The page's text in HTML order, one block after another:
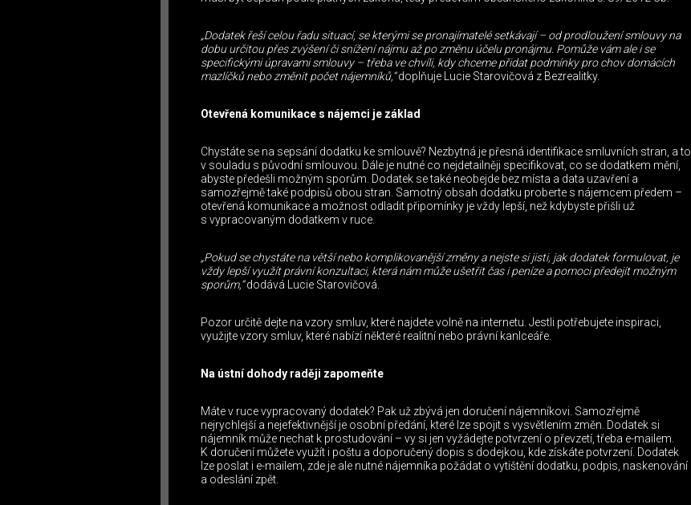
„Dodatek řeší celou řadu situací, se kterými se pronajímatelé setkávají – od prodloužení smlouvy na
dobu určitou přes zvýšení či snížení nájmu až po změnu účelu pronájmu. Pomůže vám ale i se
specifickými úpravami smlouvy – třeba ve chvíli, kdy chceme přidat podmínky pro chov domácích
mazlíčků nebo změnit počet nájemníků,“doplňuje Lucie Starovičová z Bezrealitky.
Otevřená komunikace s nájemci je základ
Chystáte se na sepsání dodatku ke smlouvě? Nezbytná je přesná identifikace smluvních stran, a to
v souladu s původní smlouvou. Dále je nutné co nejdetailněji specifikovat, co se dodatkem mění,
abyste předešli možným sporům. Dodatek se také neobejde bez místa a data uzavření a
samozřejmě také podpisů obou stran. Samotný obsah dodatku proberte s nájemcem předem –
otevřená komunikace a možnost odladit připomínky je vždy lepší, než kdybyste přišli už
s vypracovaným dodatkem v ruce.
„Pokud se chystáte na větší nebo komplikovanější změny a nejste si jisti, jak dodatek formulovat, je
vždy lepší využít právní konzultaci, která nám může ušetřit čas i peníze a pomoci předejít možným
sporům,“dodává Lucie Starovičová.
Pozor určitě dejte na vzory smluv, které najdete volně na internetu. Jestli potřebujete inspiraci,
využijte vzory smluv, které nabízí některé realitní nebo právní kanlceáře.
Na ústní dohody raději zapomeňte
Máte v ruce vypracovaný dodatek? Pak už zbývá jen doručení nájemníkovi. Samozřejmě
nejrychlejší a nejefektivnější je osobní předání, které lze spojit s vysvětlením změn. Dodatek si
nájemník může nechat k prostudování – vy si jen vyžádejte potvrzení o převzetí, třeba e-mailem.
K doručení můžete využít i poštu a doporučený dopis s dodejkou, kde získáte potvrzení. Dodatek
lze poslat i e-mailem, zde je ale nutné nájemníka požádat o vytištění dodatku, podpis, naskenování
a odeslání zpět.